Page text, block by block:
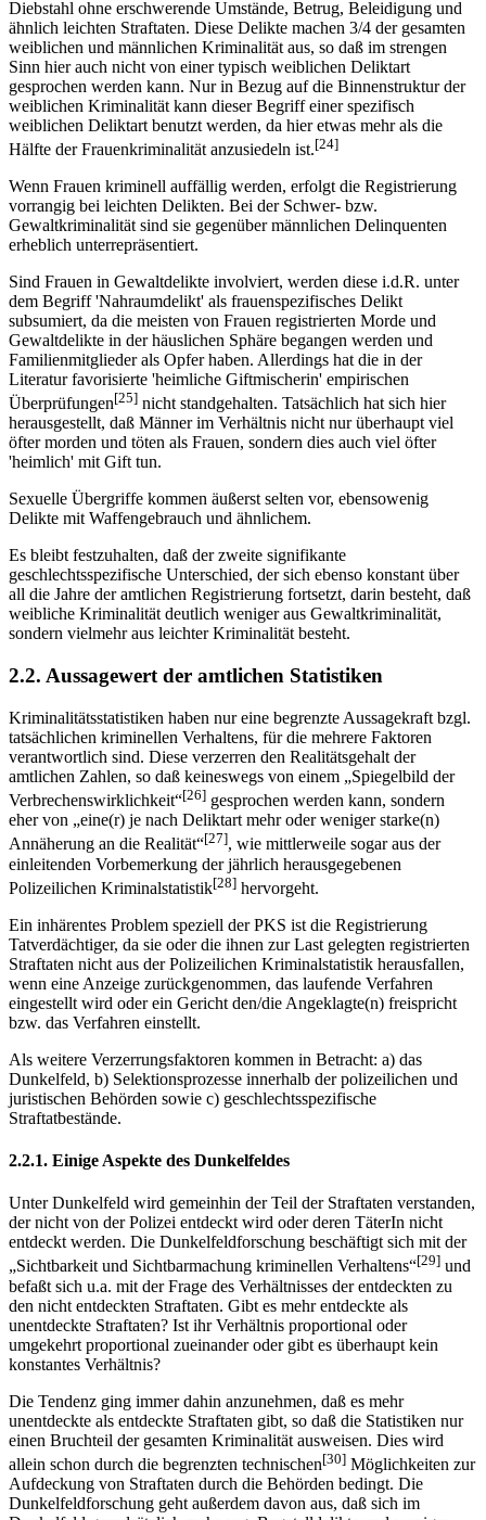
Diebstahl ohne erschwerende Umstände, Betrug, Beleidigung und
ähnlich leichten Straftaten. Diese Delikte machen 3/4 der gesamten
weiblichen und männlichen Kriminalität aus, so daß im strengen
Sinn hier auch nicht von einer typisch weiblichen Deliktart
gesprochen werden kann. Nur in Bezug auf die Binnenstruktur der
weiblichen Kriminalität kann dieser Begriff einer spezifisch
weiblichen Deliktart benutzt werden, da hier etwas mehr als die
Hälfte der Frauenkriminalität anzusiedeln ist.[24]
Wenn Frauen kriminell auffällig werden, erfolgt die Registrierung
vorrangig bei leichten Delikten. Bei der Schwer- bzw.
Gewaltkriminalität sind sie gegenüber männlichen Delinquenten
erheblich unterrepräsentiert.
Sind Frauen in Gewaltdelikte involviert, werden diese i.d.R. unter
dem Begriff 'Nahraumdelikt' als frauenspezifisches Delikt
subsumiert, da die meisten von Frauen registrierten Morde und
Gewaltdelikte in der häuslichen Sphäre begangen werden und
Familienmitglieder als Opfer haben. Allerdings hat die in der
Literatur favorisierte 'heimliche Giftmischerin' empirischen
Überprüfungen[25] nicht standgehalten. Tatsächlich hat sich hier
herausgestellt, daß Männer im Verhältnis nicht nur überhaupt viel
öfter morden und töten als Frauen, sondern dies auch viel öfter
'heimlich' mit Gift tun.
Sexuelle Übergriffe kommen äußerst selten vor, ebensowenig
Delikte mit Waffengebrauch und ähnlichem.
Es bleibt festzuhalten, daß der zweite signifikante
geschlechtsspezifische Unterschied, der sich ebenso konstant über
all die Jahre der amtlichen Registrierung fortsetzt, darin besteht, daß
weibliche Kriminalität deutlich weniger aus Gewaltkriminalität,
sondern vielmehr aus leichter Kriminalität besteht.
2.2. Aussagewert der amtlichen Statistiken
Kriminalitätsstatistiken haben nur eine begrenzte Aussagekraft bzgl.
tatsächlichen kriminellen Verhaltens, für die mehrere Faktoren
verantwortlich sind. Diese verzerren den Realitätsgehalt der
amtlichen Zahlen, so daß keineswegs von einem „Spiegelbild der
Verbrechenswirklichkeit“[26] gesprochen werden kann, sondern
eher von „eine(r) je nach Deliktart mehr oder weniger starke(n)
Annäherung an die Realität“[27], wie mittlerweile sogar aus der
einleitenden Vorbemerkung der jährlich herausgegebenen
Polizeilichen Kriminalstatistik[28] hervorgeht.
Ein inhärentes Problem speziell der PKS ist die Registrierung
Tatverdächtiger, da sie oder die ihnen zur Last gelegten registrierten
Straftaten nicht aus der Polizeilichen Kriminalstatistik herausfallen,
wenn eine Anzeige zurückgenommen, das laufende Verfahren
eingestellt wird oder ein Gericht den/die Angeklagte(n) freispricht
bzw. das Verfahren einstellt.
Als weitere Verzerrungsfaktoren kommen in Betracht: a) das
Dunkelfeld, b) Selektionsprozesse innerhalb der polizeilichen und
juristischen Behörden sowie c) geschlechtsspezifische
Straftatbestände.
2.2.1. Einige Aspekte des Dunkelfeldes
Unter Dunkelfeld wird gemeinhin der Teil der Straftaten verstanden,
der nicht von der Polizei entdeckt wird oder deren TäterIn nicht
entdeckt werden. Die Dunkelfeldforschung beschäftigt sich mit der
„Sichtbarkeit und Sichtbarmachung kriminellen Verhaltens“[29] und
befaßt sich u.a. mit der Frage des Verhältnisses der entdeckten zu
den nicht entdeckten Straftaten. Gibt es mehr entdeckte als
unentdeckte Straftaten? Ist ihr Verhältnis proportional oder
umgekehrt proportional zueinander oder gibt es überhaupt kein
konstantes Verhältnis?
Die Tendenz ging immer dahin anzunehmen, daß es mehr
unentdeckte als entdeckte Straftaten gibt, so daß die Statistiken nur
einen Bruchteil der gesamten Kriminalität ausweisen. Dies wird
allein schon durch die begrenzten technischen[30] Möglichkeiten zur
Aufdeckung von Straftaten durch die Behörden bedingt. Die
Dunkelfeldforschung geht außerdem davon aus, daß sich im